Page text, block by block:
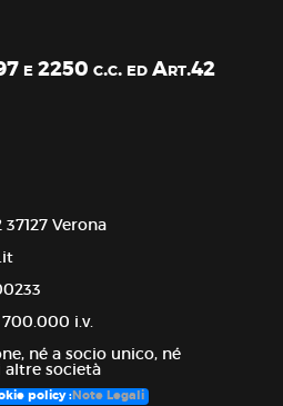
e 2250 c.c. ed Art.42
Verona
i.v.
né a socio unico, né
società
policy :Note Legali